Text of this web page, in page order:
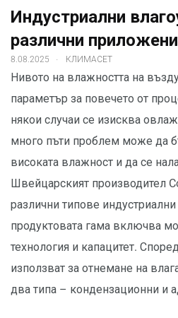
Индустриални
различни
8.08.2025 . КЛИМАСЕТ
Нивото на влажността на
параметър за повечето от
някои случаи се изисква
много пъти проблем може да
високата влажност и да се
Швейцарският производител
различни типове
продуктовата гама включва
технология и капацитет.
използват за отнемане на
два типа – кондензационни и